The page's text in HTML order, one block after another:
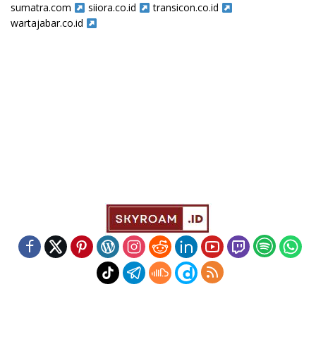
sumatra.com
siiora.co.id
transicon.co.id
wartajabar.co.id